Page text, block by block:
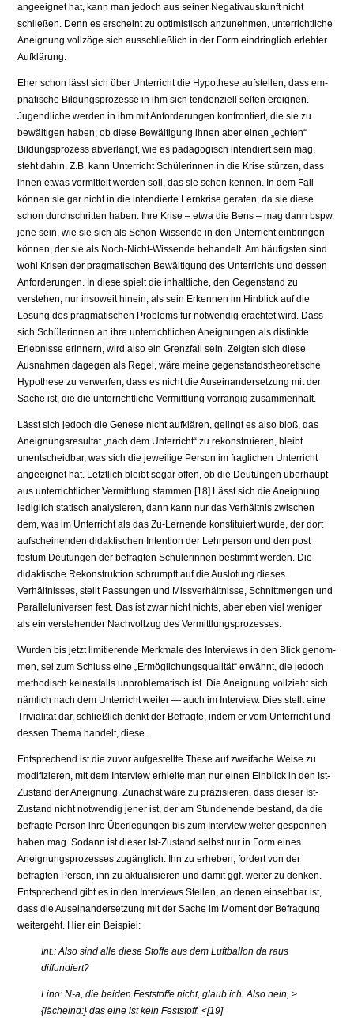
angeeignet hat, kann man jedoch aus seiner Negativauskunft nicht
schließen. Denn es er­scheint zu optimistisch anzunehmen, unterrichtliche
Aneignung vollzöge sich ausschließlich in der Form eindringlich erlebter
Aufklärung.
Eher schon lässt sich über Unterricht die Hypothese aufstellen, dass em­
phatische Bildungsprozesse in ihm sich tendenziell selten ereignen.
Jugendli­che werden in ihm mit Anforderungen konfrontiert, die sie zu
bewältigen haben; ob diese Bewältigung ihnen aber einen „echten“
Bildungsprozess abverlangt, wie es pädagogisch intendiert sein mag,
steht dahin. Z.B. kann Unter­richt Schülerinnen in die Krise stürzen, dass
ihnen etwas vermittelt werden soll, das sie schon kennen. In dem Fall
können sie gar nicht in die intendierte Lernkrise geraten, da sie diese
schon durchschritten haben. Ihre Krise – etwa die Bens – mag dann bspw.
jene sein, wie sie sich als Schon-Wissende in den Unterricht einbringen
können, der sie als Noch-Nicht-Wissende behandelt. Am häufigsten sind
wohl Krisen der pragmatischen Bewältigung des Unter­richts und dessen
Anforderungen. In diese spielt die inhaltliche, den Gegen­stand zu
verstehen, nur insoweit hinein, als sein Erkennen im Hinblick auf die
Lösung des pragmatischen Problems für notwendig erachtet wird. Dass
sich Schülerinnen an ihre unterrichtlichen Aneignungen als distinkte
Erleb­nisse erinnern, wird also ein Grenzfall sein. Zeigten sich diese
Ausnahmen dagegen als Regel, wäre meine gegenstandstheoretische
Hypothese zu verwerfen, dass es nicht die Auseinandersetzung mit der
Sache ist, die die unter­richtliche Vermittlung vorrangig zusammenhält.
Lässt sich jedoch die Genese nicht aufklären, gelingt es also bloß, das
Aneignungsresultat „nach dem Unterricht“ zu rekonstruieren, bleibt
unentscheidbar, was sich die jeweilige Person im fraglichen Unterricht
angeeignet hat. Letztlich bleibt sogar offen, ob die Deutungen überhaupt
aus unterrichtli­cher Vermittlung stammen.[18] Lässt sich die Aneignung
lediglich statisch ana­lysieren, dann kann nur das Verhältnis zwischen
dem, was im Unterricht als das Zu-Lernende konstituiert wurde, der dort
aufscheinenden didaktischen In­tention der Lehrperson und den post
festum Deutungen der befragten Schüle­rinnen bestimmt werden. Die
didaktische Rekonstruktion schrumpft auf die Auslotung dieses
Verhältnisses, stellt Passungen und Missverhältnisse, Schnittmengen und
Paralleluniversen fest. Das ist zwar nicht nichts, aber eben viel weniger
als ein verstehender Nachvollzug des Vermittlungsprozesses.
Wurden bis jetzt limitierende Merkmale des Interviews in den Blick genom­
men, sei zum Schluss eine „Ermöglichungsqualität“ erwähnt, die jedoch
me­thodisch keinesfalls unproblematisch ist. Die Aneignung vollzieht sich
näm­lich nach dem Unterricht weiter — auch im Interview. Dies stellt eine
Triviali­tät dar, schließlich denkt der Befragte, indem er vom Unterricht und
dessen Thema handelt, diese.
Entsprechend ist die zuvor aufgestellte These auf zweifache Weise zu
modifizieren, mit dem Interview erhielte man nur einen Einblick in den Ist-
Zustand der Aneignung. Zunächst wäre zu präzisieren, dass dieser Ist-
Zustand nicht notwendig jener ist, der am Stundenende bestand, da die
be­fragte Person ihre Überlegungen bis zum Interview weiter gesponnen
haben mag. Sodann ist dieser Ist-Zustand selbst nur in Form eines
Aneignungspro­zesses zugänglich: Ihn zu erheben, fordert von der
befragten Person, ihn zu aktualisieren und damit ggf. weiter zu denken.
Entsprechend gibt es in den Interviews Stellen, an denen einsehbar ist,
dass die Auseinandersetzung mit der Sache im Moment der Befragung
weitergeht. Hier ein Beispiel:
Int.: Also sind alle diese Stoffe aus dem Luftballon da raus
diffundiert?
Lino: N-a, die beiden Feststoffe nicht, glaub ich. Also nein, >
{lächelnd:} das eine ist kein Feststoff. <[19]